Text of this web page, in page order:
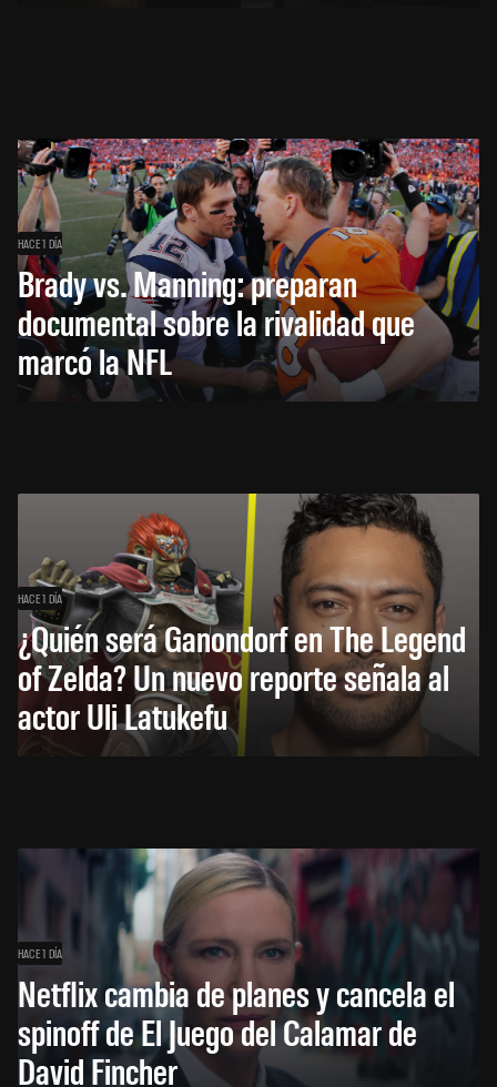
HACE 1 DÍA
Brady vs. Manning: preparan
documental sobre la rivalidad que
marcó la NFL
HACE 1 DÍA
¿Quién será Ganondorf en The Legend
of Zelda? Un nuevo reporte señala al
actor Uli Latukefu
HACE 1 DÍA
Netflix cambia de planes y cancela el
spinoff de El Juego del Calamar de
David Fincher